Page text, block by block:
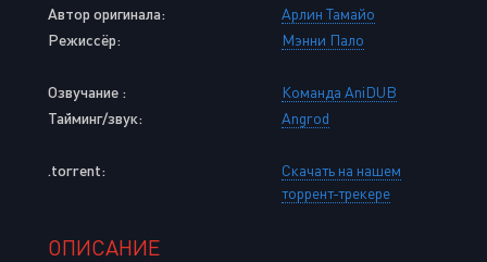
Автор оригинала:
Арлин Тамайо
Режиссёр:
Мэнни Пало
Озвучание :
Команда AniDUB
Тайминг/звук:
Angrod
.torrent:
Скачать на нашем
торрент-трекере
ОПИСАНИЕ